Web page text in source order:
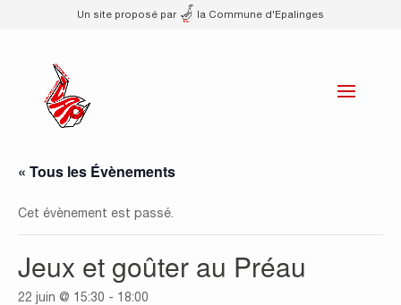
Un site proposé par la Commune d'Epalinges
« Tous les Évènements
Cet évènement est passé.
Jeux et goûter au Préau
22 juin @ 15:30 - 18:00